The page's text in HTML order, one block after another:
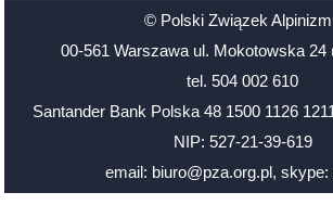
© Polski Związek
00-561 Warszawa ul. Mokotowska 24
tel. 504 002 610
Santander Bank Polska 48 1500 1126
NIP: 527-21-39-619
email: biuro@pza.org.pl, skype: